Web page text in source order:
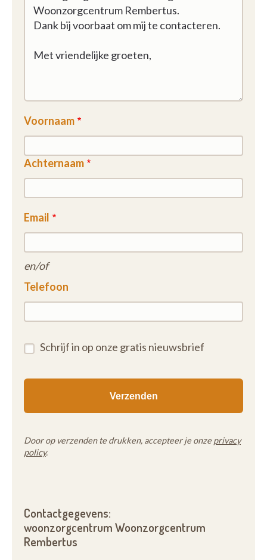
Voornaam
Achternaam
Email
en/of
Telefoon
Schrijf in op onze gratis nieuwsbrief
Door op verzenden te drukken, accepteer je onze privacy
policy.
Contactgegevens:
woonzorgcentrum Woonzorgcentrum
Rembertus